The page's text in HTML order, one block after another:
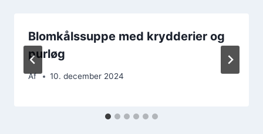
Blomkålssuppe med krydderier og
purløg
Af 10. december 2024